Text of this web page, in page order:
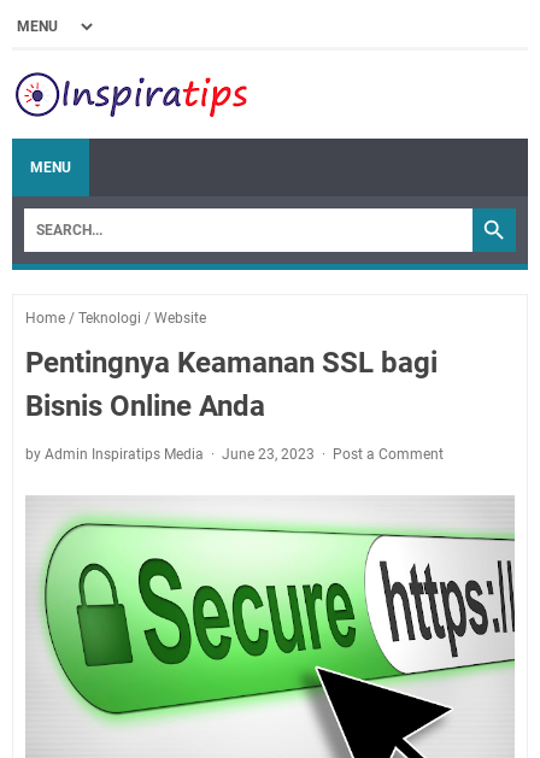
MENU
Home / Teknologi / Website
Pentingnya Keamanan SSL bagi
Bisnis Online Anda
by Admin Inspiratips Media June 23, 2023 Post a Comment